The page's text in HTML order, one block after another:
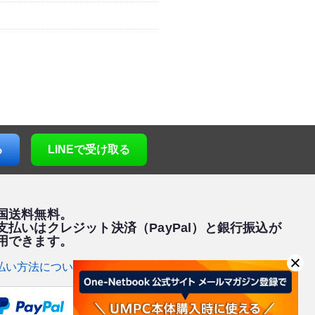
LINEで受け取る
送料無料。
払いはクレジット決済（PayPal）と銀行振込が
できます。
い方法について >